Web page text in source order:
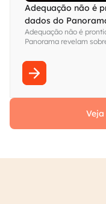
Adequação não é
dados do
maturidade fiscal
Adequação não é
Panorama revelam